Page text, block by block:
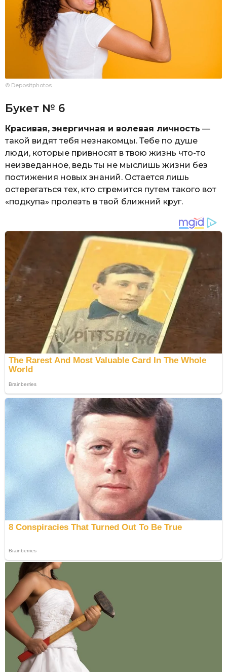
© Depositphotos
Букет № 6
Красивая, энергичная и волевая личность —
такой видят тебя незнакомцы. Тебе по душе
люди, которые привносят в твою жизнь что-то
неизведанное, ведь ты не мыслишь жизни без
постижения новых знаний. Остается лишь
остерегаться тех, кто стремится путем такого вот
«подкупа» пролезть в твой ближний круг.